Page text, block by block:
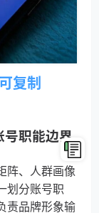
复制
职能边界
阵、人群画像
划分账号职
责品牌形象输